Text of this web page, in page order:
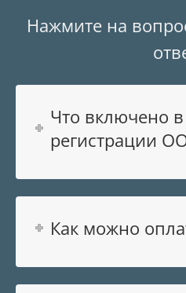
Нажмите на
Что включено
регистрации
Как можно